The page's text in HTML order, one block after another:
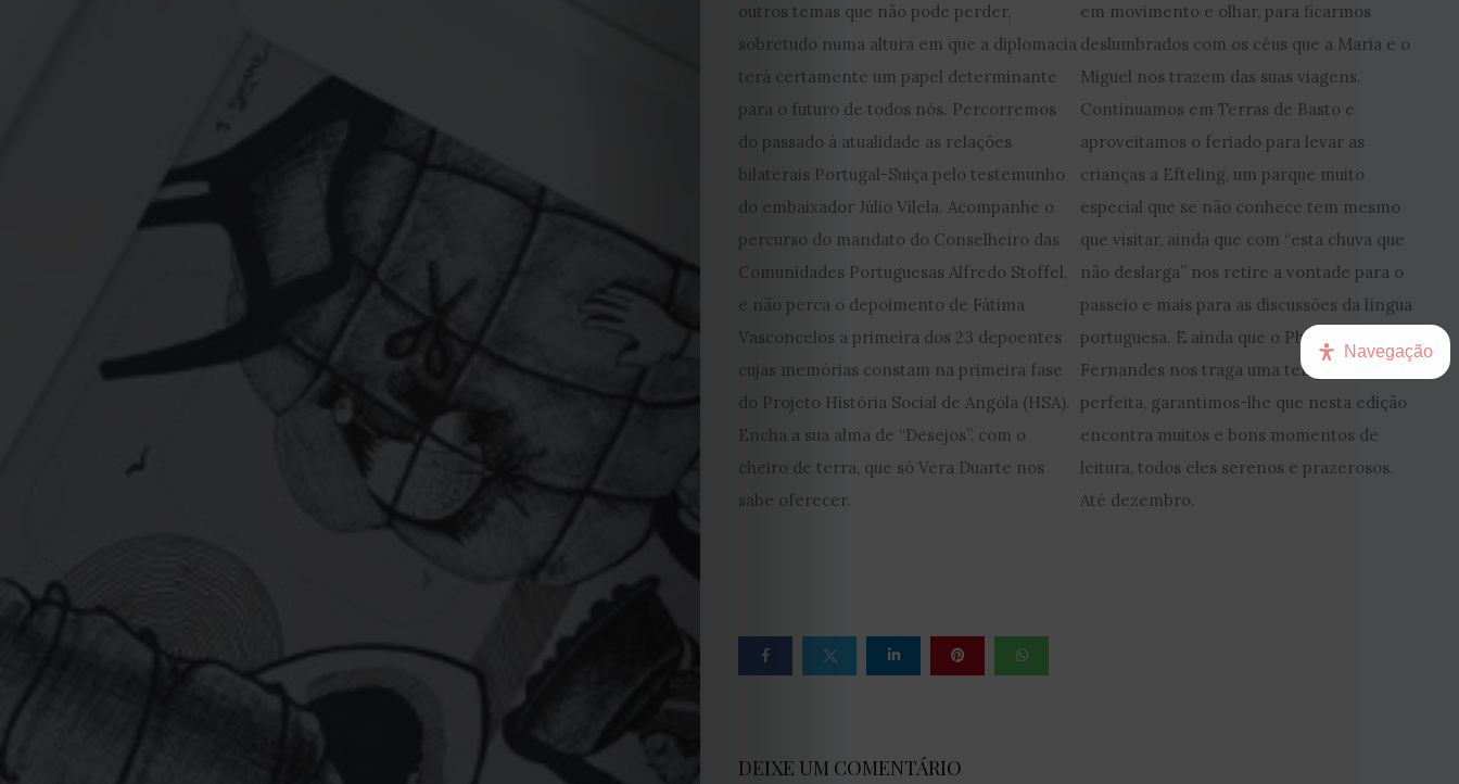
EDIÇÃO
DE
JULHO
2026
2025
2024
2023
2022
2021
Capa
outros temas que não pode perder,
sobretudo numa altura em que a diplomacia
terá certamente um papel determinante
para o futuro de todos nós. Percorremos
do passado à atualidade as relações
bilaterais Portugal-Suiça pelo testemunho
do embaixador Júlio Vilela. Acompanhe o
percurso do mandato do Conselheiro das
Comunidades Portuguesas Alfredo Stoffel,
e não perca o depoimento de Fátima
Vasconcelos a primeira dos 23 depoentes
cujas memórias constam na primeira fase
do Projeto História Social de Angola (HSA).
Encha a sua alma de “Desejos”, com o
cheiro de terra, que só Vera Duarte nos
sabe oferecer.
em movimento e olhar, para ficarmos
deslumbrados com os céus que a Maria e o
Miguel nos trazem das suas viagens.
Continuamos em Terras de Basto e
aproveitamos o feriado para levar as
crianças a Efteling, um parque muito
especial que se não conhece tem mesmo
que visitar, ainda que com “esta chuva que
não deslarga” nos retire a vontade para o
passeio e mais para as discussões da língua
portuguesa. E ainda que o Philippe
Fernandes nos traga uma tempestade
perfeita, garantimos-lhe que nesta edição
encontra muitos e bons momentos de
leitura, todos eles serenos e prazerosos.
Até dezembro.
DEIXE UM COMENTÁRIO
Navegação